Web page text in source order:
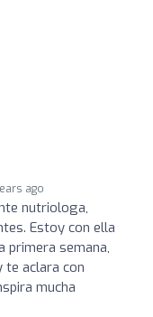
ago
nutriologa,
Estoy con ella
primera semana,
te aclara con
mucha